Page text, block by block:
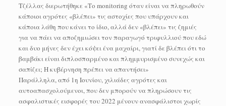
Τζέλλας διερωτήθηκε «Το monitoring όταν είναι να πληρωθούν
κάποιοι αγρότες «βλέπει» τις αστοχίες που υπάρχουν και
κάποια λάθη που κάνει το ίδιο, αλλά δεν «βλέπει» τις ζημιές
για να πάει να αποζημιώσει τον παραγωγό τριφυλλιού που εδώ
και δυο μήνες δεν έχει κόψει ένα μαχαίρι, γιατί δε βλέπει ότι το
βαμβάκι είναι διπλοσπαρμένο και πλημμυρισμένο συνεχώς και
σαπίζει; Η κυβέρνηση πρέπει να απαντήσει»
Παράλληλα, από 1η Ιουνίου, χιλιάδες αγρότες και
αυτοαπασχολούμενοι, που δεν μπορούν να πληρώσουν τις
ασφαλιστικές εισφορές του 2022 μένουν ανασφάλιστοι χωρίς